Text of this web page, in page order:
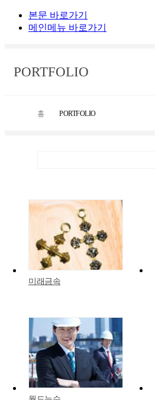
본문 바로가기
메인메뉴 바로가기
PORTFOLIO
PORTFOLIO
미래금속